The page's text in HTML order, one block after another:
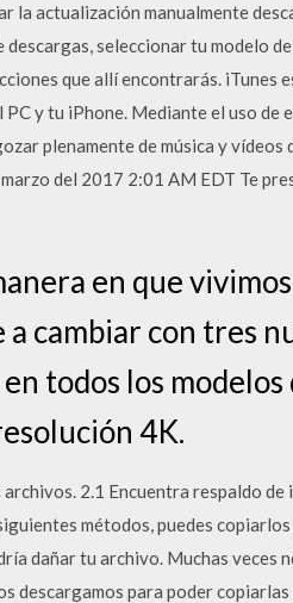
la actualización manualmente
seleccionar tu modelo
que allí encontrarás. iTunes
y tu iPhone. Mediante el uso de
plenamente de música y
del 2017 2:01 AM EDT Te
en que
cambiar con tres
todos los modelos
4K.
2.1 Encuentra respaldo de
métodos, puedes
dañar tu archivo. Muchas veces
descargamos para poder